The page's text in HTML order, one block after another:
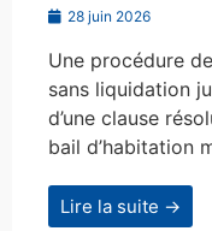
28 juin 2026
Une procédure
sans liquidation
d’une clause
bail d’habitation
Lire la suite →